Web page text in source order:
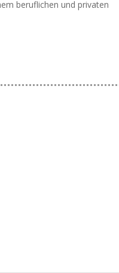
beruflichen und privaten